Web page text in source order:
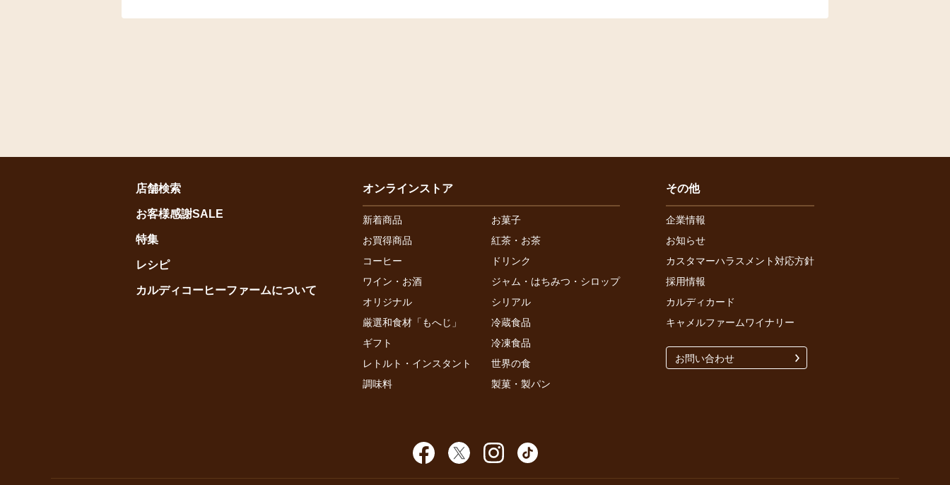
店舗検索
お客様感謝SALE
特集
レシピ
カルディコーヒーファームについて
オンラインストア
新着商品
お菓子
お買得商品
紅茶・お茶
コーヒー
ドリンク
ワイン・お酒
ジャム・はちみつ・シロップ
オリジナル
シリアル
厳選和食材「もへじ」
冷蔵食品
ギフト
冷凍食品
レトルト・インスタント
世界の食
調味料
製菓・製パン
その他
企業情報
お知らせ
カスタマーハラスメント対応方針
採用情報
カルディカード
キャメルファームワイナリー
お問い合わせ